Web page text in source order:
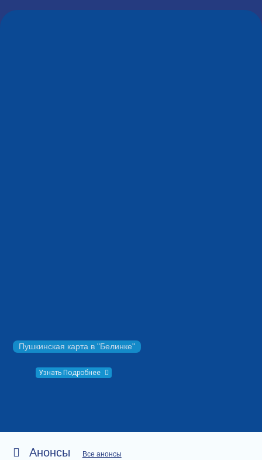
Пушкинская карта в "Белинке"
Узнать Подробнее
Анонсы Все анонсы